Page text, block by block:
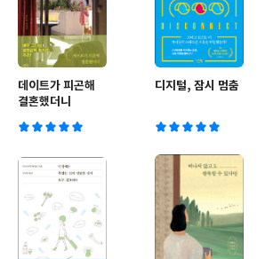
데이트가 피곤해
결혼했더니
디지털, 잠시 멈춤